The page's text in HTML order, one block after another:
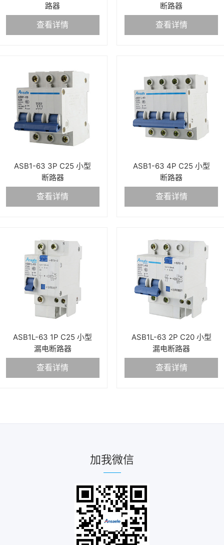
路器
查看详情
断路器
查看详情
ASB1-63 3P C25 小型
断路器
查看详情
ASB1-63 4P C25 小型
断路器
查看详情
ASB1L-63 1P C25 小型
漏电断路器
查看详情
ASB1L-63 2P C20 小型
漏电断路器
查看详情
加我微信